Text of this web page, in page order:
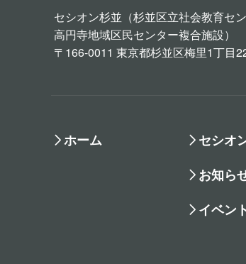
セシオン杉並（杉並区立社会教育セ
高円寺地域区民センター複合施設）
〒166-0011 東京都杉並区梅里1丁目
ホーム
セシオ
お知ら
イベン